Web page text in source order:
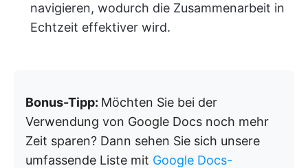
navigieren, wodurch die Zusammenarbeit in
Echtzeit effektiver wird.
Bonus-Tipp: Möchten Sie bei der
Verwendung von Google Docs noch mehr
Zeit sparen? Dann sehen Sie sich unsere
umfassende Liste mit Google Docs-